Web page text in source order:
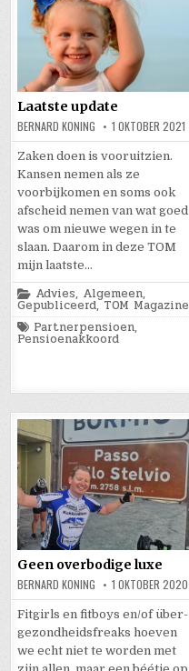
Laatste update
BERNARD KONING 1 OKTOBER 2021
Zaken doen is vooruitzien.
Kansen nemen als ze
voorbijkomen en soms ook
afscheid nemen van wat goed
was om nieuwe wegen in te
slaan. Daarom in deze TOM
mijn laatste…
Posted
in
Advies, Algemeen,
Gepubliceerd,TOM Magazine
Tagged
Partnerpensioen,
Pensioenakkoord
Geen overbodige luxe
BERNARD KONING 1 OKTOBER 2020
Fitgirls en fitboys en/of über-
gezondheidsfreaks hoeven
we echt niet te worden met